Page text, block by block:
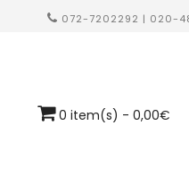
072-7202292 | 020-
0 item(s) - 0,00€